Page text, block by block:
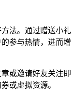
法。通过赠送小礼
参与热情，进而增
或邀请好友关注即
或虚拟资源。